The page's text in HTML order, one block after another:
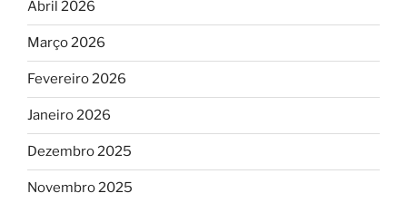
Abril 2026
Março 2026
Fevereiro 2026
Janeiro 2026
Dezembro 2025
Novembro 2025